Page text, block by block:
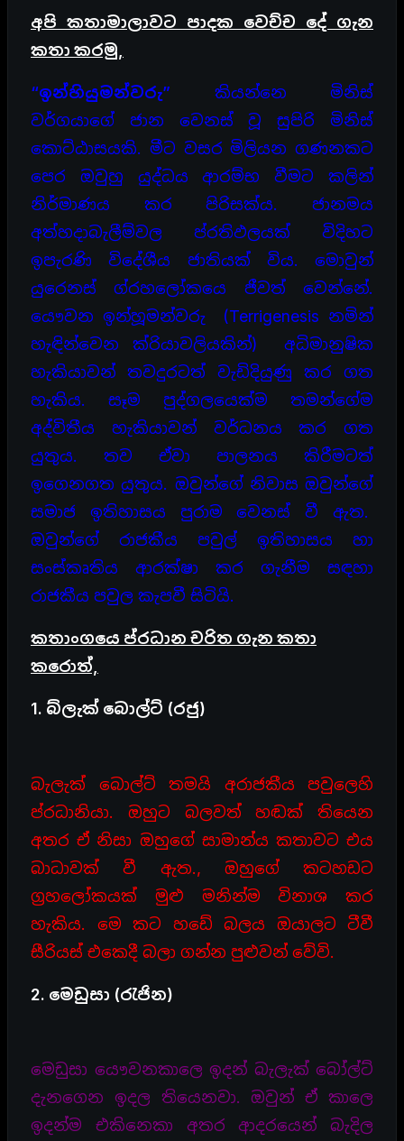
අපි කතාමාලාවට පාදක වෙච්ච දේ ගැන
කතා කරමු,
“ඉන්හියුමන්වරු” කියන්නෙ මිනිස්
වර්ගයාගේ ජාන වෙනස් වූ සුපිරි මිනිස්
කොට්ඨාසයකි. මීට වසර මිලියන ගණනකට
පෙර ඔවුහු යුද්ධය ආරම්භ වීමට කලින්
නිර්මාණය කර පිරිසක්ය. ජානමය
අත්හදාබැලීම්වල ප්රතිඵලයක් විදිහට
ඉපැරණි විදේශීය ජාතියක් විය. මොවුන්
යුරෙනස් ග්රහලෝකයෙ ජීවත් වෙන්නේ.
යෞවන ඉන්හූමන්වරු (Terrigenesis නමින්
හැඳින්වෙන ක්රියාවලියකින්) අධිමානුෂික
හැකියාවන් තවදුරටත් වැඩිදියුණු කර ගත
හැකිය. සෑම පුද්ගලයෙක්ම තමන්ගේම
අද්විතීය හැකියාවන් වර්ධනය කර ගත
යුතුය. තව ඒවා පාලනය කිරීමටත්
ඉගෙනගත යුතුය. ඔවුන්ගේ නිවාස ඔවුන්ගේ
සමාජ ඉතිහාසය පුරාම වෙනස් වී ඇත.
ඔවුන්ගේ රාජකීය පවුල් ඉතිහාසය හා
සංස්කෘතිය ආරක්ෂා කර ගැනීම සඳහා
රාජකීය පවුල කැපවී සිටියි.
කතාංගයෙ ප්රධාන චරිත ගැන කතා
කරොත්,
1. බ්ලැක් බොල්ට් (රජු)
බැලැක් බොල්ට් තමයි අරාජකීය පවුලෙහි
ප්රධානියා. ඔහුට බලවත් හඬක් තියෙන
අතර ඒ නිසා ඔහුගේ සාමාන්ය කතාවට එය
බාධාවක් වී ඇත., ඔහුගේ කටහඩට
ග්‍රහලෝකයක් මුළු මනින්ම විනාශ කර
හැකිය. මෙ කට හඩේ බලය ඔයාලට ටීවී
සීරියස් එකෙදී බලා ගන්න පුළුවන් වේවි.
2. මෙඩුසා (රැජින)
මෙඩුසා යෞවනකාලෙ ඉදන් බැලැක් බෝල්ට්
දැනගෙන ඉදල තියෙනවා. ඔවුන් ඒ කාලෙ
ඉදන්ම එකිනෙකා අතර ආදරයෙන් බැදිල